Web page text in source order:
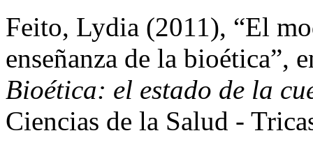
Feito, Lydia (2011), “El
enseñanza de la bioética”,
Bioética: el estado de la
Ciencias de la Salud -